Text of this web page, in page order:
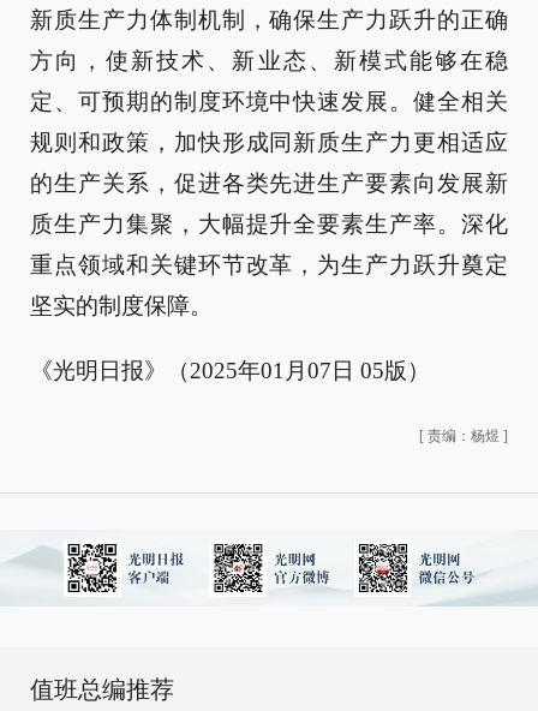
新质生产力体制机制，确保生产力跃升的正确
方向，使新技术、新业态、新模式能够在稳
定、可预期的制度环境中快速发展。健全相关
规则和政策，加快形成同新质生产力更相适应
的生产关系，促进各类先进生产要素向发展新
质生产力集聚，大幅提升全要素生产率。深化
重点领域和关键环节改革，为生产力跃升奠定
坚实的制度保障。
《光明日报》（2025年01月07日 05版）
[ 责编：杨煜 ]
值班总编推荐